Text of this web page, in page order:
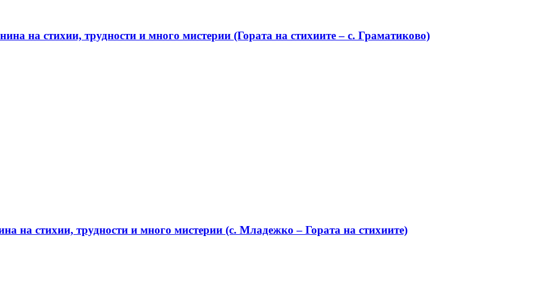
на стихии, трудности и много мистерии (Гората на стихиите – с. Граматиково)
на стихии, трудности и много мистерии (с. Младежко – Гората на стихиите)